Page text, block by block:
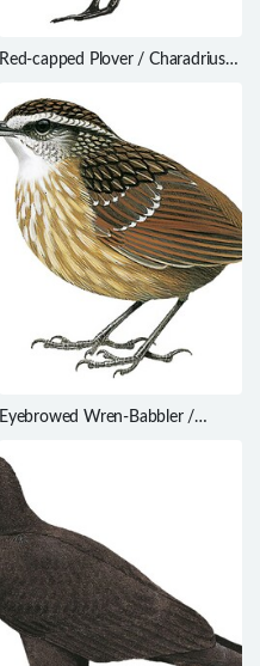
Red-capped Plover / Charadrius
Eyebrowed Wren-Babbler /